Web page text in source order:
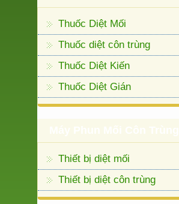
Thuốc Diệt Mối
Thuốc diệt côn trùng
Thuốc Diệt Kiến
Thuốc Diệt Gián
Thiết bị diệt mối
Thiết bị diệt côn trùng